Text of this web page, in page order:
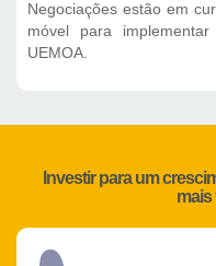
Negociações estão em
móvel para
UEMOA.
Investir para um
mais